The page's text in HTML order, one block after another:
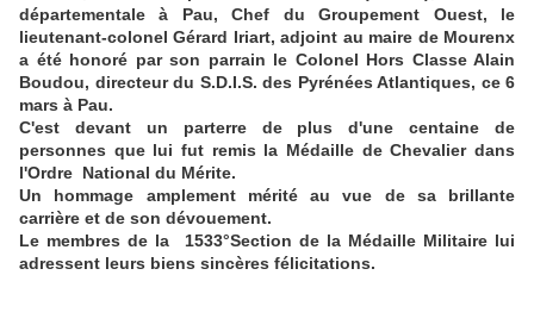
départementale à Pau, Chef du Groupement Ouest, le
lieutenant-colonel Gérard Iriart, adjoint au maire de Mourenx
a été honoré par son parrain le Colonel Hors Classe Alain
Boudou, directeur du S.D.I.S. des Pyrénées Atlantiques, ce 6
mars à Pau.
C'est devant un parterre de plus d'une centaine de
personnes que lui fut remis la Médaille de Chevalier dans
l'Ordre National du Mérite.
Un hommage amplement mérité au vue de sa brillante
carrière et de son dévouement.
Le membres de la 1533°Section de la Médaille Militaire lui
adressent leurs biens sincères félicitations.